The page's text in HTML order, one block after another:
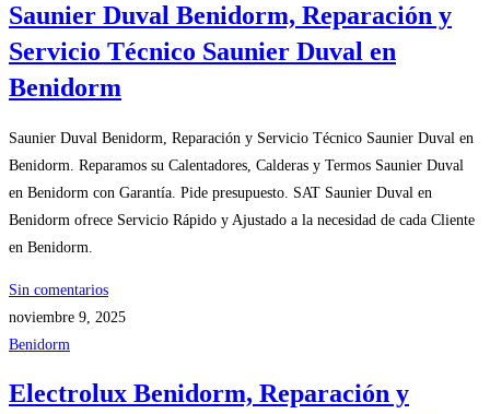
Saunier Duval Benidorm, Reparación y
Servicio Técnico Saunier Duval en
Benidorm
Saunier Duval Benidorm, Reparación y Servicio Técnico Saunier Duval en
Benidorm. Reparamos su Calentadores, Calderas y Termos Saunier Duval
en Benidorm con Garantía. Pide presupuesto. SAT Saunier Duval en
Benidorm ofrece Servicio Rápido y Ajustado a la necesidad de cada Cliente
en Benidorm.
Sin comentarios
noviembre 9, 2025
Benidorm
Electrolux Benidorm, Reparación y